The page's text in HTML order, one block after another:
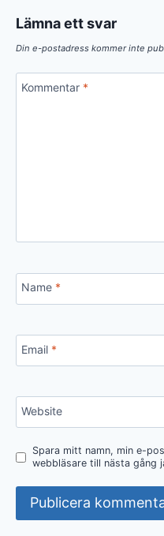
Lämna ett svar
Din e-postadress kommer inte
Kommentar *
Name *
Email *
Website
Spara mitt namn, min e-
webbläsare till nästa gång